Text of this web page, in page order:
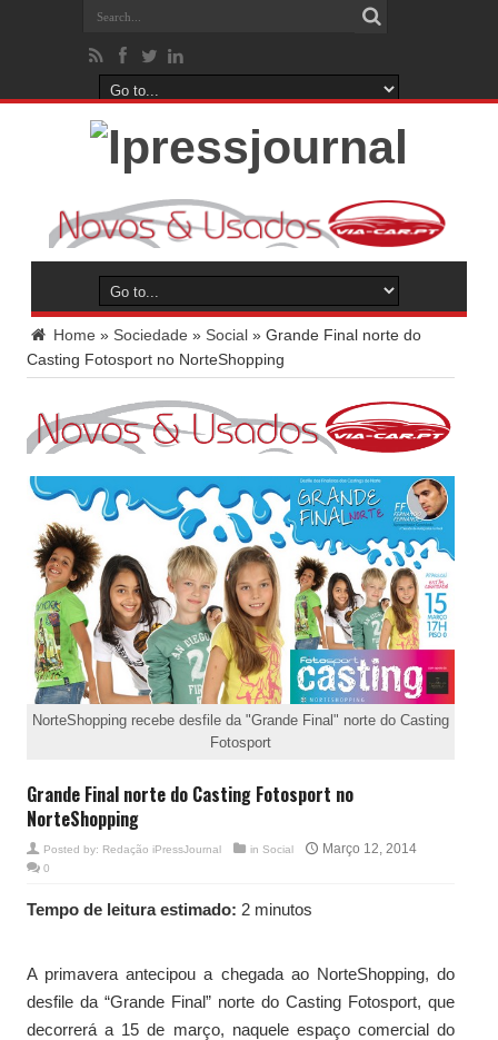
Home » Sociedade » Social » Grande Final norte do
Casting Fotosport no NorteShopping
NorteShopping recebe desfile da "Grande Final" norte do Casting
Fotosport
Grande Final norte do Casting Fotosport no
NorteShopping
Posted by: Redação iPressJournal in Social Março 12, 2014
0
Tempo de leitura estimado: 2 minutos
A primavera antecipou a chegada ao NorteShopping, do
desfile da “Grande Final” norte do Casting Fotosport, que
decorrerá a 15 de março, naquele espaço comercial do